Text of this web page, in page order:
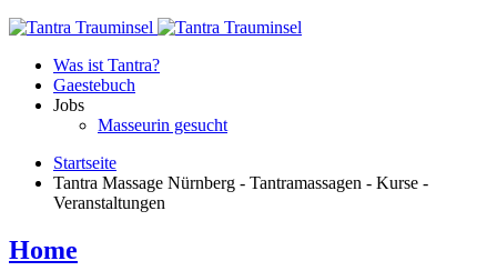
Was ist Tantra?
Gaestebuch
Jobs
Masseurin gesucht
Startseite
Tantra Massage Nürnberg - Tantramassagen - Kurse -
Veranstaltungen
Home